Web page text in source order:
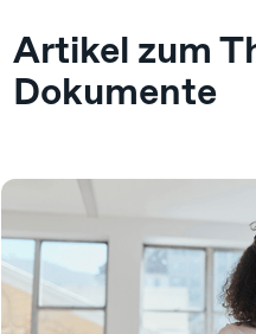
Artikel zum
Dokumente